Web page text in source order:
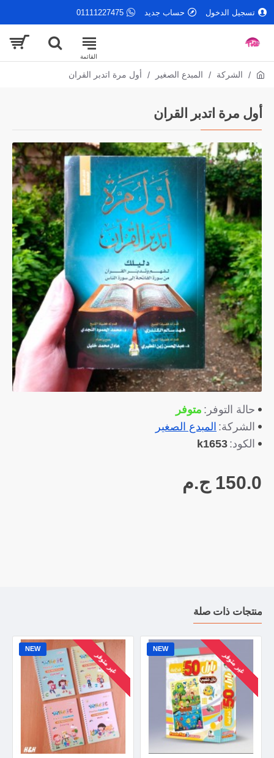
تسجيل الدخول حساب جديد 01111227475
الشركة المبدع الصغير أول مرة اتدبر القران
أول مرة اتدبر القران
حالة التوفر: متوفر
الشركة: المبدع الصغير
الكود: k1653
150.0 ج.م
منتجات ذات صلة
NEW
غير متوفر
NEW
غير متوفر